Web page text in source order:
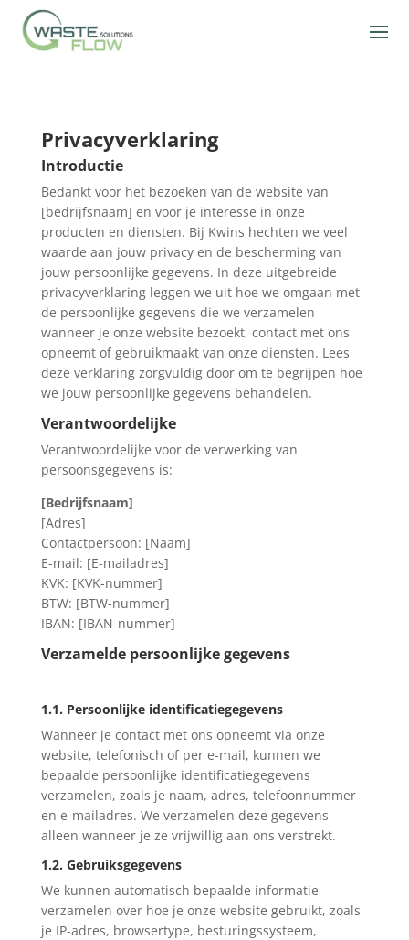
Privacyverklaring
Introductie
Bedankt voor het bezoeken van de website van
[bedrijfsnaam] en voor je interesse in onze
producten en diensten. Bij Kwins hechten we veel
waarde aan jouw privacy en de bescherming van
jouw persoonlijke gegevens. In deze uitgebreide
privacyverklaring leggen we uit hoe we omgaan met
de persoonlijke gegevens die we verzamelen
wanneer je onze website bezoekt, contact met ons
opneemt of gebruikmaakt van onze diensten. Lees
deze verklaring zorgvuldig door om te begrijpen hoe
we jouw persoonlijke gegevens behandelen.
Verantwoordelijke
Verantwoordelijke voor de verwerking van
persoonsgegevens is:
[Bedrijfsnaam]
[Adres]
Contactpersoon: [Naam]
E-mail: [E-mailadres]
KVK: [KVK-nummer]
BTW: [BTW-nummer]
IBAN: [IBAN-nummer]
Verzamelde persoonlijke gegevens
1.1. Persoonlijke identificatiegegevens
Wanneer je contact met ons opneemt via onze
website, telefonisch of per e-mail, kunnen we
bepaalde persoonlijke identificatiegegevens
verzamelen, zoals je naam, adres, telefoonnummer
en e-mailadres. We verzamelen deze gegevens
alleen wanneer je ze vrijwillig aan ons verstrekt.
1.2. Gebruiksgegevens
We kunnen automatisch bepaalde informatie
verzamelen over hoe je onze website gebruikt, zoals
je IP-adres, browsertype, besturingssysteem,